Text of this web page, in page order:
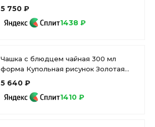
81.32842.00.1
5 750 ₽
1438 ₽
Чашка с блюдцем чайная 300 мл
форма Купольная рисунок Золотая
лента арт. 81.16430.00.1
5 640 ₽
1410 ₽